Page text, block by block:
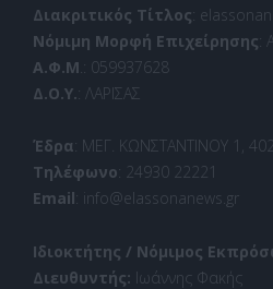
Διακριτικός Τίτλος:
Νόμιμη Μορφή Επιχείρησης:
Α.Φ.Μ.: 059937628
Δ.Ο.Υ.: ΛΑΡΙΣΑΣ
Έδρα: ΜΕΓ. ΚΩΝΣΤΑΝΤΙΝΟΥ 1,
Τηλέφωνο: 24930 22221
Email: info@elassonanews.gr
Ιδιοκτήτης / Νόμιμος
Διευθυντής: Ιωάννης Φακής